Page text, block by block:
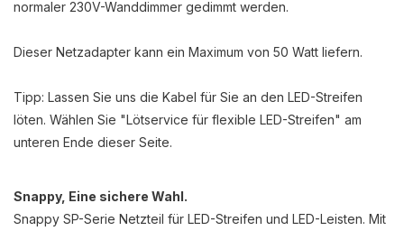
normaler 230V-Wanddimmer gedimmt werden.
Dieser Netzadapter kann ein Maximum von 50 Watt liefern.
Tipp: Lassen Sie uns die Kabel für Sie an den LED-Streifen
löten. Wählen Sie "Lötservice für flexible LED-Streifen" am
unteren Ende dieser Seite.
Snappy, Eine sichere Wahl.
Snappy SP-Serie Netzteil für LED-Streifen und LED-Leisten. Mit